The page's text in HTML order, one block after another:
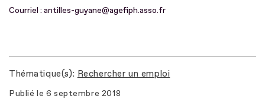
Courriel : antilles-guyane@agefiph.asso.fr
Thématique(s) Rechercher un emploi
Publié le 6 septembre 2018